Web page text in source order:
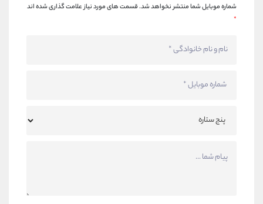
شماره موبایل شما منتشر نخواهد شد.قسمت های مورد نیاز علامت گذاری شده اند
*